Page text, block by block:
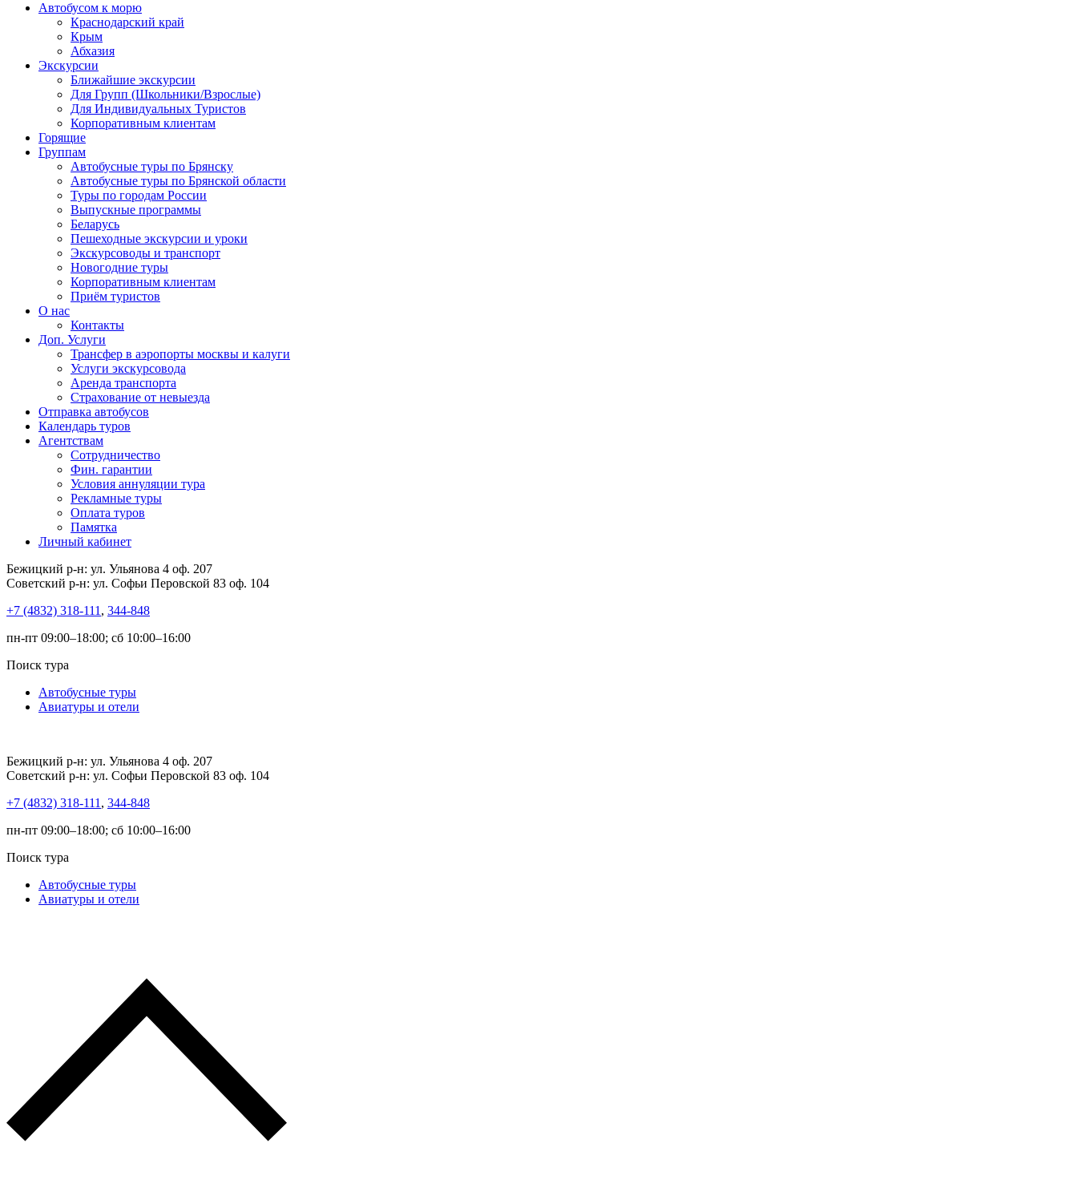
Автобусом к морю
Краснодарский край
Крым
Абхазия
Экскурсии
Ближайшие экскурсии
Для Групп (Школьники/Взрослые)
Для Индивидуальных Туристов
Корпоративным клиентам
Горящие
Группам
Автобусные туры по Брянску
Автобусные туры по Брянской области
Туры по городам России
Выпускные программы
Беларусь
Пешеходные экскурсии и уроки
Экскурсоводы и транспорт
Новогодние туры
Корпоративным клиентам
Приём туристов
О нас
Контакты
Доп. Услуги
Трансфер в аэропорты москвы и калуги
Услуги экскурсовода
Аренда транспорта
Страхование от невыезда
Отправка автобусов
Календарь туров
Агентствам
Сотрудничество
Фин. гарантии
Условия аннуляции тура
Рекламные туры
Оплата туров
Памятка
Личный кабинет
Бежицкий р-н: ул. Ульянова 4 оф. 207
Советский р-н: ул. Софьи Перовской 83 оф. 104
+7 (4832) 318-111 , 344-848
пн-пт 09:00–18:00; сб 10:00–16:00
Поиск тура
Автобусные туры
Авиатуры и отели
Бежицкий р-н: ул. Ульянова 4 оф. 207
Советский р-н: ул. Софьи Перовской 83 оф. 104
+7 (4832) 318-111 , 344-848
пн-пт 09:00–18:00; сб 10:00–16:00
Поиск тура
Автобусные туры
Авиатуры и отели